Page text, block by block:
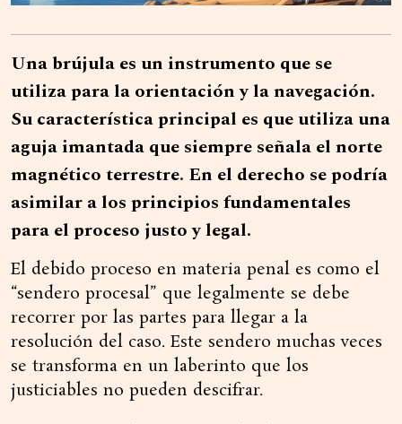
Una brújula es un instrumento que se
utiliza para la orientación y la navegación.
Su característica principal es que utiliza una
aguja imantada que siempre señala el norte
magnético terrestre. En el derecho se podría
asimilar a los principios fundamentales
para el proceso justo y legal.
El debido proceso en materia penal es como el
“sendero procesal” que legalmente se debe
recorrer por las partes para llegar a la
resolución del caso. Este sendero muchas veces
se transforma en un laberinto que los
justiciables no pueden descifrar.